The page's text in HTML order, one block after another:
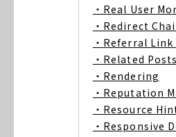
・Real User
・Redirect
・Referral Link
・Related Posts
・Rendering
・Reputation
・Resource
・Responsive